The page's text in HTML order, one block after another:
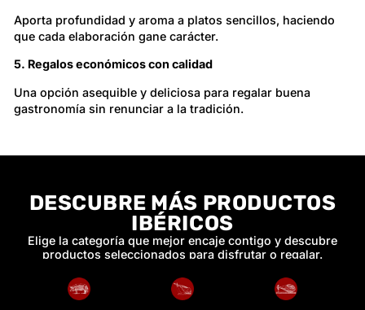
Aporta profundidad y aroma a platos sencillos, haciendo
que cada elaboración gane carácter.
5. Regalos económicos con calidad
Una opción asequible y deliciosa para regalar buena
gastronomía sin renunciar a la tradición.
DESCUBRE MÁS PRODUCTOS
IBÉRICOS
Elige la categoría que mejor encaje contigo y descubre
productos seleccionados para disfrutar o regalar.